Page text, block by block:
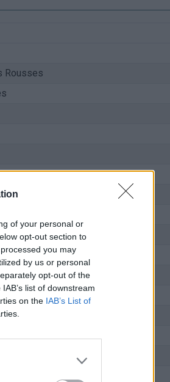
of your personal or
opt-out section to
you may
by us or personal
opt-out of the
list of downstream
on the IAB’s List of
Rousses
Rousses
Rousses